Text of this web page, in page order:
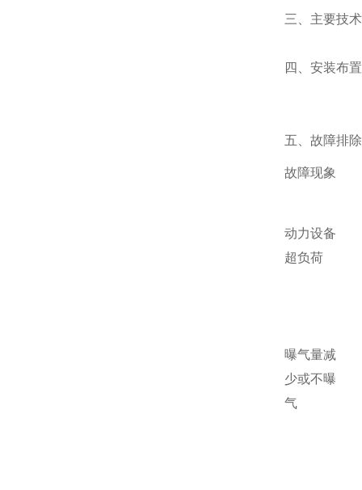
三、主要技
四、安装布
五、故障排
故障现象
动力设备
超负荷
曝气量减
少或不曝
气